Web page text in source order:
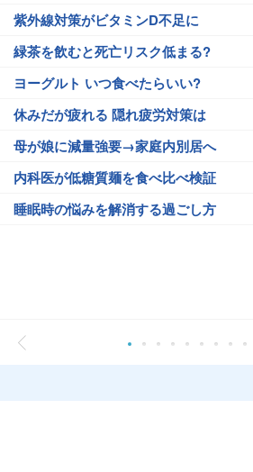
紫外線対策がビタミンD不足に
緑茶を飲むと死亡リスク低まる?
ヨーグルト いつ食べたらいい?
休みだが疲れる 隠れ疲労対策は
母が娘に減量強要→家庭内別居へ
内科医が低糖質麺を食べ比べ検証
睡眠時の悩みを解消する過ごし方